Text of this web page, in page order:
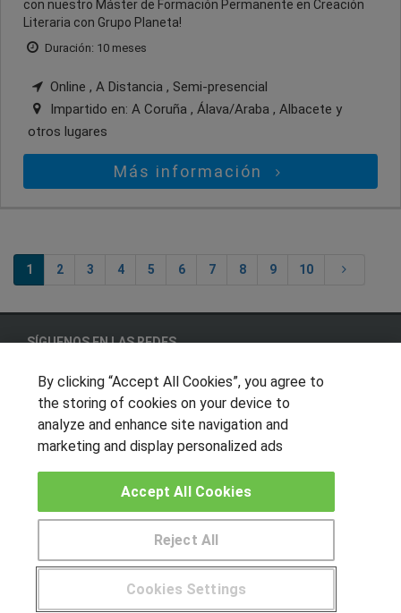
con nuestro Máster de Formación Permanente en Creación
Literaria con Grupo Planeta!
Duración: 10 meses
Online , A Distancia , Semi-presencial
Impartido en: A Coruña , Álava/Araba , Albacete y
otros lugares
Más información
1 2 3 4 5 6 7 8 9 10
SÍGUENOS EN LAS REDES
OTROS GRUPOS DE INTERES
Muro de los idiomas
Hablemos de empleo
Locos por las becas
CENTROS DE FORMACIÓN
Publicar cursos
By clicking “Accept All Cookies”, you agree to
the storing of cookies on your device to
analyze and enhance site navigation and
marketing and display personalized ads
Cookies Settings
Reject All
Accept All Cookies